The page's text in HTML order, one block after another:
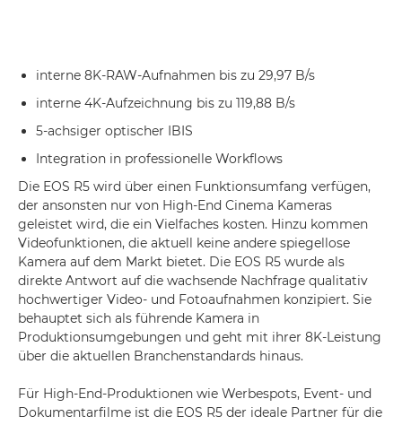
interne 8K-RAW-Aufnahmen bis zu 29,97 B/s
interne 4K-Aufzeichnung bis zu 119,88 B/s
5-achsiger optischer IBIS
Integration in professionelle Workflows
Die EOS R5 wird über einen Funktionsumfang verfügen,
der ansonsten nur von High-End Cinema Kameras
geleistet wird, die ein Vielfaches kosten. Hinzu kommen
Videofunktionen, die aktuell keine andere spiegellose
Kamera auf dem Markt bietet. Die EOS R5 wurde als
direkte Antwort auf die wachsende Nachfrage qualitativ
hochwertiger Video- und Fotoaufnahmen konzipiert. Sie
behauptet sich als führende Kamera in
Produktionsumgebungen und geht mit ihrer 8K-Leistung
über die aktuellen Branchenstandards hinaus.
Für High-End-Produktionen wie Werbespots, Event- und
Dokumentarfilme ist die EOS R5 der ideale Partner für die